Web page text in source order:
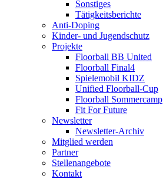
Sonstiges
Tätigkeitsberichte
Anti-Doping
Kinder- und Jugendschutz
Projekte
Floorball BB United
Floorball Final4
Spielemobil KIDZ
Unified Floorball-Cup
Floorball Sommercamp
Fit For Future
Newsletter
Newsletter-Archiv
Mitglied werden
Partner
Stellenangebote
Kontakt